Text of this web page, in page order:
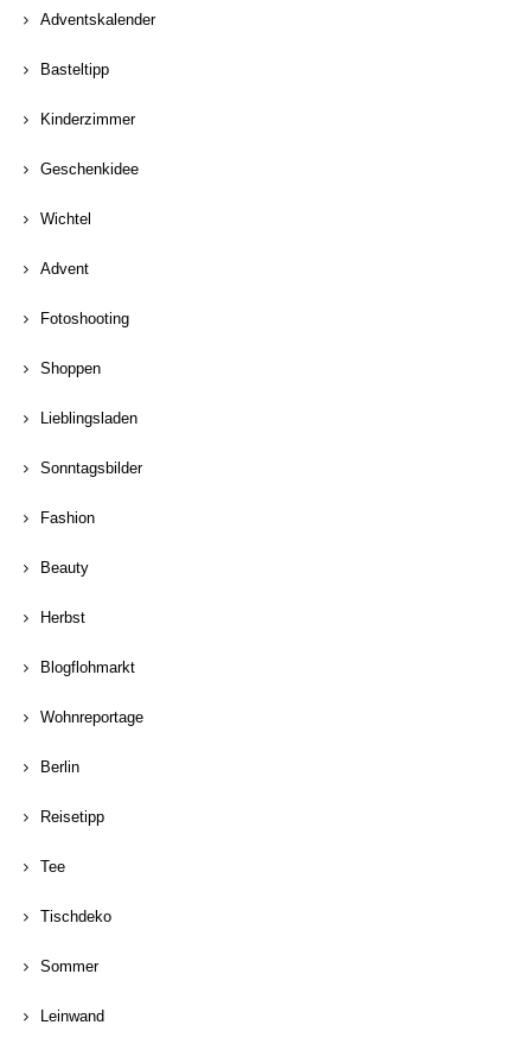
Adventskalender
Basteltipp
Kinderzimmer
Geschenkidee
Wichtel
Advent
Fotoshooting
Shoppen
Lieblingsladen
Sonntagsbilder
Fashion
Beauty
Herbst
Blogflohmarkt
Wohnreportage
Berlin
Reisetipp
Tee
Tischdeko
Sommer
Leinwand